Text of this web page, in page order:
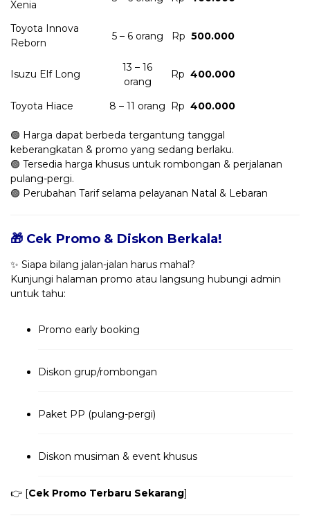
Xenia
Toyota Innova
Reborn
5 – 6 orang Rp 500.000
Isuzu Elf Long
13 – 16
orang
Rp 400.000
Toyota Hiace 8 – 11 orang Rp 400.000
🟢 Harga dapat berbeda tergantung tanggal
keberangkatan & promo yang sedang berlaku.
🟢 Tersedia harga khusus untuk rombongan & perjalanan
pulang-pergi.
🟢 Perubahan Tarif selama pelayanan Natal & Lebaran
🎁 Cek Promo & Diskon Berkala!
✨ Siapa bilang jalan-jalan harus mahal?
Kunjungi halaman promo atau langsung hubungi admin
untuk tahu:
Promo early booking
Diskon grup/rombongan
Paket PP (pulang-pergi)
Diskon musiman & event khusus
👉 [Cek Promo Terbaru Sekarang]